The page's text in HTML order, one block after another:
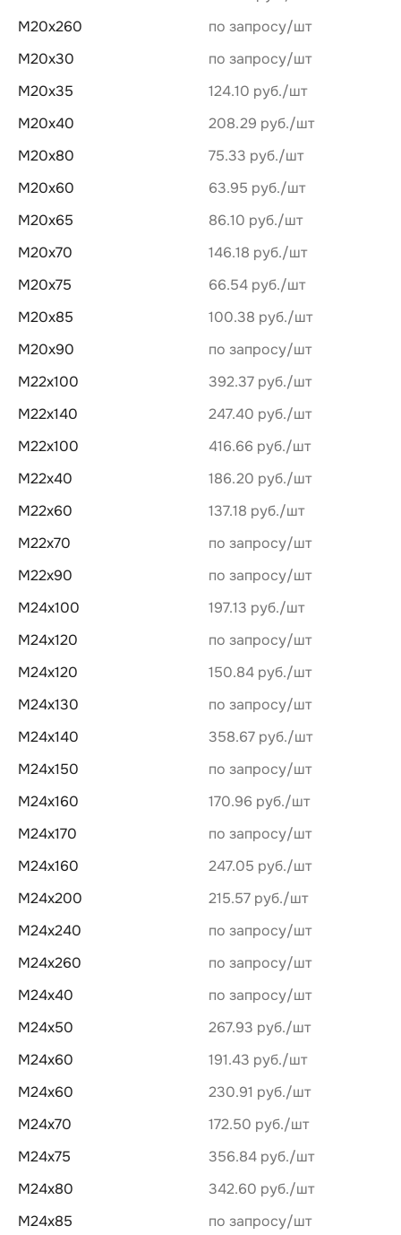
М20х260
по запросу
М20х30
по запросу
М20х35
124.10 руб.
М20х40
208.29 руб.
М20х80
75.33 руб.
М20х60
63.95 руб.
М20х65
86.10 руб.
М20х70
146.18 руб.
М20х75
66.54 руб.
М20х85
100.38 руб.
М20х90
по запросу
М22х100
392.37 руб.
М22х140
247.40 руб.
М22х100
416.66 руб.
М22х40
186.20 руб.
М22х60
137.18 руб.
М22х70
по запросу
М22х90
по запросу
М24х100
197.13 руб.
М24х120
по запросу
М24х120
150.84 руб.
М24х130
по запросу
М24х140
358.67 руб.
М24х150
по запросу
М24х160
170.96 руб.
М24х170
по запросу
М24х160
247.05 руб.
М24х200
215.57 руб.
М24х240
по запросу
М24х260
по запросу
М24х40
по запросу
М24х50
267.93 руб.
М24х60
191.43 руб.
М24х60
230.91 руб.
М24х70
172.50 руб.
М24х75
356.84 руб.
М24х80
342.60 руб.
М24х85
по запросу